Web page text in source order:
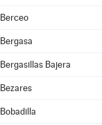
Berceo
Bergasa
Bergasillas Bajera
Bezares
Bobadilla